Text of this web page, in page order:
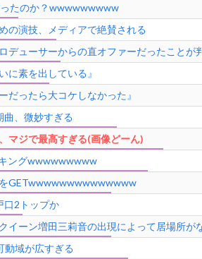
たのか？wwwwwwwww
の演技、メディアで絶賛される
デューサーからの直オファーだったことが
に素を出している』
だったら大コケしなかった』
曲、微妙すぎる
マジで最高すぎる(画像どーん)
ングwwwwwwwww
をGETwwwwwwwwwwwwww
口2トップか
イーン増田三莉音の出現によって居場所が
動域が広すぎる